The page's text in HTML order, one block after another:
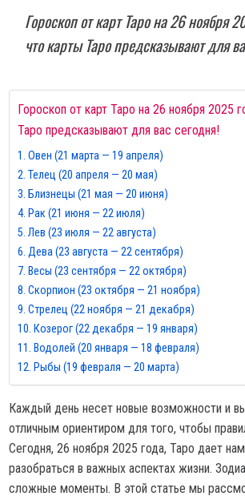
Гороскоп от карт Таро на 26 ноября
что карты Таро предсказывают для
Гороскоп от карт Таро на 26 ноября 2025
Таро предсказывают для вас сегодня!
Овен (21 марта — 19 апреля)
Телец (20 апреля — 20 мая)
Близнецы (21 мая — 20 июня)
Рак (21 июня — 22 июля)
Лев (23 июля — 22 августа)
Дева (23 августа — 22 сентября)
Весы (23 сентября — 22 октября)
Скорпион (23 октября — 21 ноября)
Стрелец (22 ноября — 21 декабря)
Козерог (22 декабря — 19 января)
Водолей (20 января — 18 февраля)
Рыбы (19 февраля — 20 марта)
Каждый день несет новые возможности и
отличным ориентиром для того, чтобы
Сегодня, 26 ноября 2025 года, Таро дает
разобраться в важных аспектах жизни.
сложные моменты. В этой статье мы